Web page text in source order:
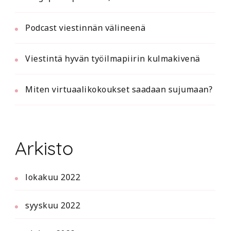
Podcast viestinnän välineenä
Viestintä hyvän työilmapiirin kulmakivenä
Miten virtuaalikokoukset saadaan sujumaan?
Arkisto
lokakuu 2022
syyskuu 2022